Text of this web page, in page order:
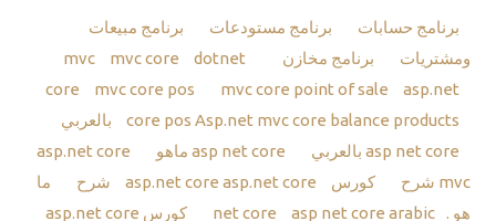
برنامج حسابات برنامج مستودعات
برنامج مبيعات
ومشتريات
برنامج مخازن mvc core
dotnet
core
mvc core pos mvc core point of sale
asp.net
core pos Asp.net mvc core balance products بالعربي
asp net core بالعربي
asp.net core
mvc شرح
كورس asp.net core asp.net core شرح
ما
هو .net core
asp net core arabic
كورس asp.net core